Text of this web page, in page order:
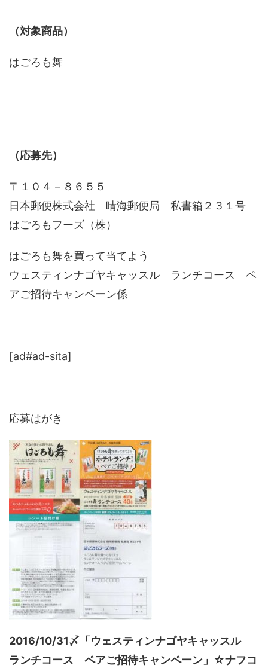
（対象商品）
はごろも舞
（応募先）
〒１０４－８６５５
日本郵便株式会社 晴海郵便局 私書箱２３１号
はごろもフーズ（株）
はごろも舞を買って当てよう
ウェスティンナゴヤキャッスル ランチコース ペ
アご招待キャンペーン係
[ad#ad-sita]
応募はがき
2016/10/31〆「ウェスティンナゴヤキャッスル
ランチコース ペアご招待キャンペーン」☆ナフコ